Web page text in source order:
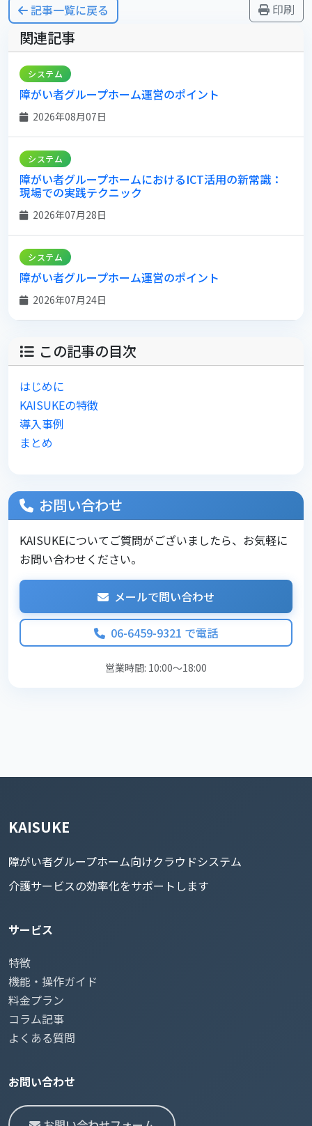
記事一覧に戻る 印刷
関連記事
システム
障がい者グループホーム運営のポイント
2026年08月07日
システム
障がい者グループホームにおけるICT活用の新常識：
現場での実践テクニック
2026年07月28日
システム
障がい者グループホーム運営のポイント
2026年07月24日
この記事の目次
はじめに
KAISUKEの特徴
導入事例
まとめ
お問い合わせ
KAISUKEについてご質問がございましたら、お気軽に
お問い合わせください。
メールで問い合わせ
06-6459-9321 で電話
営業時間: 10:00～18:00
KAISUKE
障がい者グループホーム向けクラウドシステム
介護サービスの効率化をサポートします
サービス
特徴
機能・操作ガイド
料金プラン
コラム記事
よくある質問
お問い合わせ